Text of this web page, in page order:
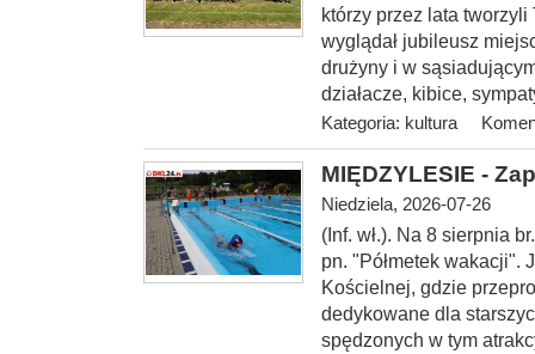
którzy przez lata
wyglądał jubileusz
drużyny i w
działacze, kibice,
Kategoria: kultura
MIĘDZYLESIE -
Niedziela, 2026-07-26
(Inf. wł.). Na 8 sierpnia
pn. "Półmetek wakacji".
Kościelnej, gdzie
dedykowane dla
spędzonych w tym